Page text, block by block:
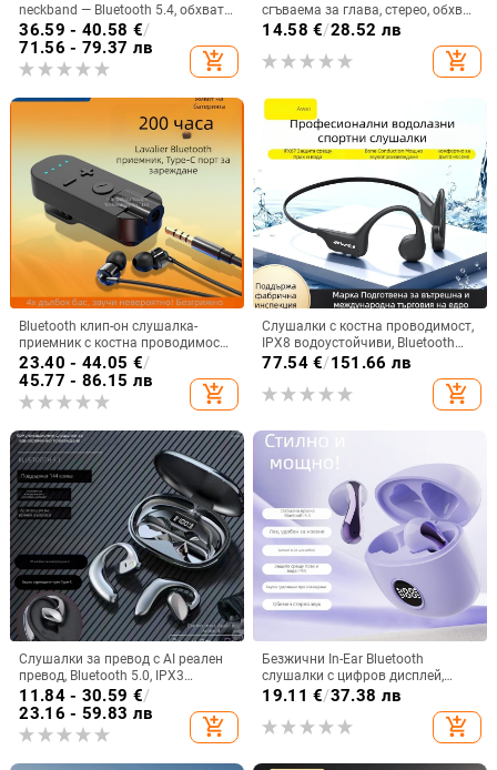
neckband — Bluetooth 5.4, обхват
10 м, живот на батерията над 8 ч,
стерео звук, цифров дисплей
36.59 - 40.58 €/
71.56 - 79.37 лв
add_shopping_cart
сгъваема за глава, стерео, обхват
10 м, Bluetooth 4.0, живот на
14.58 €/28.52 лв
add_shopping_cart
Bluetooth клип-он слушалка-
приемник с костна проводимост,
висококачествен звук,
шумопотискане, HD обаждания и
слушане на музика
23.40 - 44.05 €/
45.77 - 86.15 лв
add_shopping_cart
Слушалки с костна проводимост,
IPX8 водоустойчиви, Bluetooth
5.3, обхват до 10 m, време за
77.54€/151.66 лв
add_shopping_cart
Слушалки за превод с AI реален
превод, Bluetooth 5.0, IPX3
водоустойчиви, обхват 15 м, 4–8
ч живот на батерията
11.84 - 30.59 €/
23.16 - 59.83 лв
add_shopping_cart
Безжични In-Ear Bluetooth
слушалки с цифров дисплей,
ниска латентност за гейминг, 4–8
19.11 €/37.38 лв
add_shopping_cart